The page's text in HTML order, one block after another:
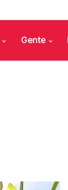
Gente